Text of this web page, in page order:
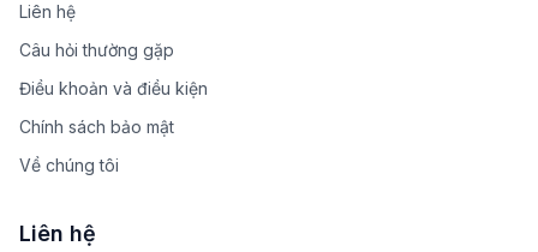
Liên hệ
Câu hỏi thường gặp
Điều khoản và điều kiện
Chính sách bảo mật
Về chúng tôi
Liên hệ